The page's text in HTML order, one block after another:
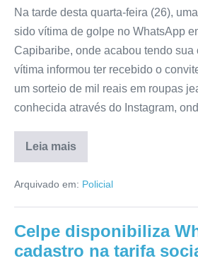
Na tarde desta quarta-feira (26),
sido vítima de golpe no WhatsApp
Capibaribe, onde acabou tendo sua
vítima informou ter recebido o
um sorteio de mil reais em roupas
conhecida através do Instagram,
Leia mais
Arquivado em: Policial
Celpe disponibiliza
cadastro na tarifa